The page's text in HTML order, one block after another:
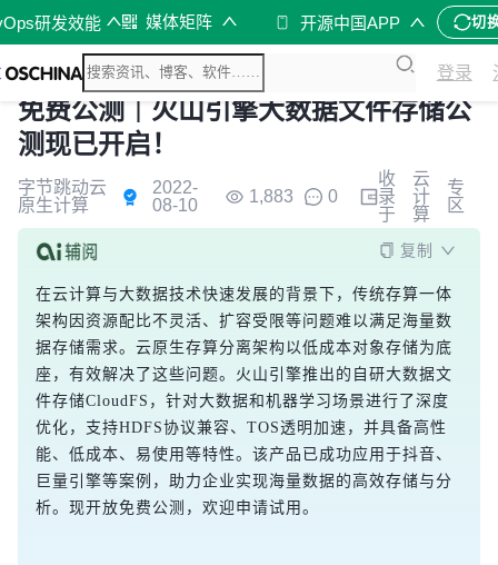
研发效能 媒体矩阵 开源中国APP 切
登录
免费公测｜火山引擎大数据文件存储公
测现已开启！
字节跳动云
原生计算
2022-
08-10
1,883 0
收
录
于
云
计
算
专
区
复制
在云计算与大数据技术快速发展的背景下，传统存算一体
架构因资源配比不灵活、扩容受限等问题难以满足海量数
据存储需求。云原生存算分离架构以低成本对象存储为底
座，有效解决了这些问题。火山引擎推出的自研大数据文
件存储CloudFS，针对大数据和机器学习场景进行了深度
优化，支持HDFS协议兼容、TOS透明加速，并具备高性
能、低成本、易使用等特性。该产品已成功应用于抖音、
巨量引擎等案例，助力企业实现海量数据的高效存储与分
析。现开放免费公测，欢迎申请试用。